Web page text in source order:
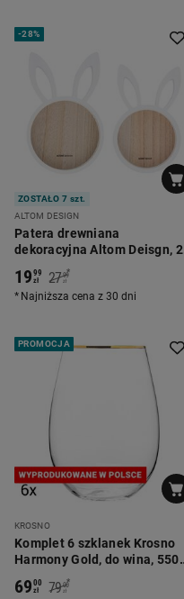
-28%
ZOSTAŁO 7 szt.
ALTOM DESIGN
Patera drewniana
dekoracyjna Altom Deisgn, 2
sztuki, z uszami królika
1999
zł 27 99
zł
*
Najniższa cena z 30 dni
PROMOCJA
KROSNO
Komplet 6 szklanek Krosno
Harmony Gold, do wina, 550
6900
zł 79 00
zł
*